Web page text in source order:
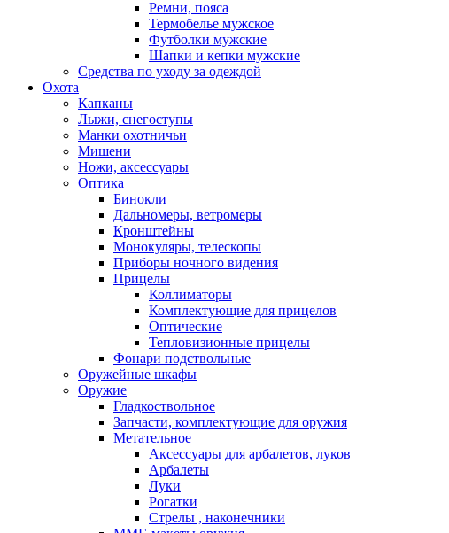
Ремни, пояса
Термобелье мужское
Футболки мужские
Шапки и кепки мужские
Средства по уходу за одеждой
Охота
Капканы
Лыжи, снегоступы
Манки охотничьи
Мишени
Ножи, аксессуары
Оптика
Бинокли
Дальномеры, ветромеры
Кронштейны
Монокуляры, телескопы
Приборы ночного видения
Прицелы
Коллиматоры
Комплектующие для прицелов
Оптические
Тепловизионные прицелы
Фонари подствольные
Оружейные шкафы
Оружие
Гладкоствольное
Запчасти, комплектующие для оружия
Метательное
Аксессуары для арбалетов, луков
Арбалеты
Луки
Рогатки
Стрелы , наконечники